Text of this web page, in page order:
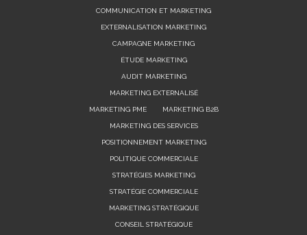
COMMUNICATION ET MARKETING
EXTERNALISATION MARKETING
CAMPAGNE MARKETING
ÉTUDE MARKETING
AUDIT MARKETING
MARKETING EXTERNALISÉ
MARKETING PME MARKETING B2B
MARKETING DES SERVICES
POSITIONNEMENT MARKETING
POLITIQUE COMMERCIALE
STRATÉGIES MARKETING
STRATÉGIE COMMERCIALE
MARKETING STRATÉGIQUE
CONSEIL STRATÉGIQUE